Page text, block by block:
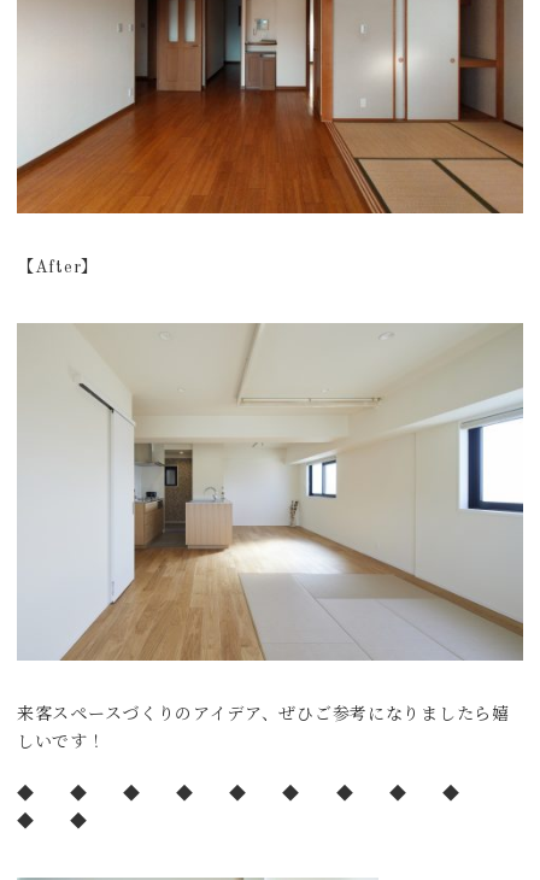
【After】
来客スペースづくりのアイデア、ぜひご参考になりましたら嬉
しいです！
◆ ◆ ◆ ◆ ◆ ◆ ◆ ◆ ◆
◆ ◆